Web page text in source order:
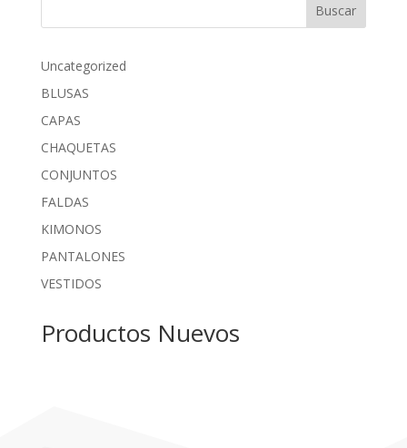
Buscar
Uncategorized
BLUSAS
CAPAS
CHAQUETAS
CONJUNTOS
FALDAS
KIMONOS
PANTALONES
VESTIDOS
Productos Nuevos